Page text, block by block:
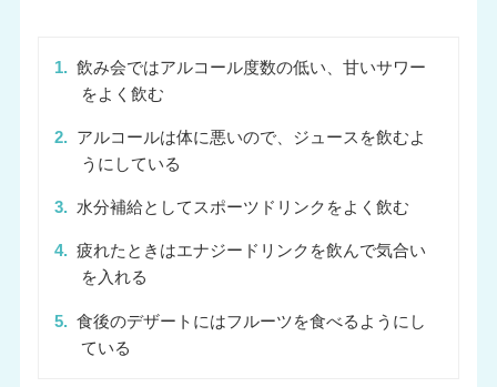
1. 飲み会ではアルコール度数の低い、甘いサワー
をよく飲む
2. アルコールは体に悪いので、ジュースを飲むよ
うにしている
3. 水分補給としてスポーツドリンクをよく飲む
4. 疲れたときはエナジードリンクを飲んで気合い
を入れる
5. 食後のデザートにはフルーツを食べるようにし
ている